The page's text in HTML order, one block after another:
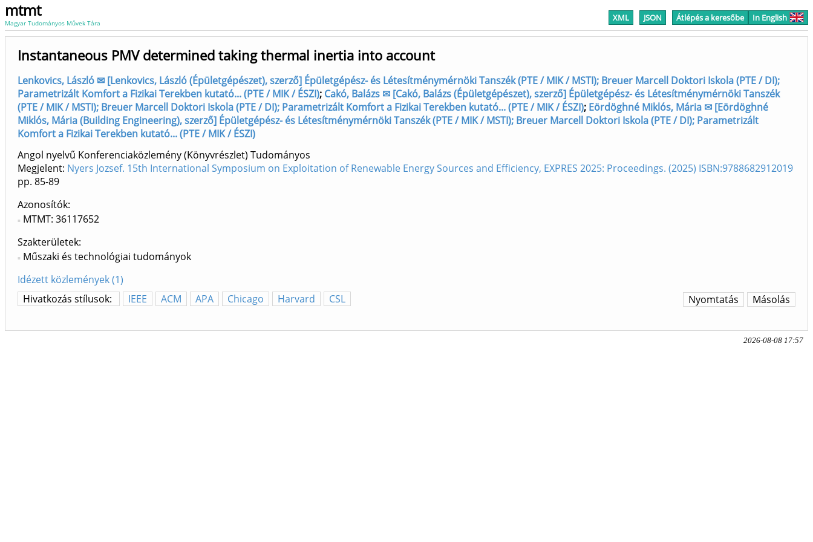
mtmt
Magyar Tudományos Művek Tára XML JSON Átlépés a keresőbe In English
Instantaneous PMV determined taking thermal inertia into account
Lenkovics, László ✉ [Lenkovics, László (Épületgépészet), szerző] Épületgépész- és Létesítménymérnöki Tanszék (PTE / MIK / MSTI); Breuer Marcell Doktori Iskola (PTE / DI);
Parametrizált Komfort a Fizikai Terekben kutató... (PTE / MIK / ÉSZI); Cakó, Balázs ✉ [Cakó, Balázs (Épületgépészet), szerző] Épületgépész- és Létesítménymérnöki Tanszék
(PTE / MIK / MSTI); Breuer Marcell Doktori Iskola (PTE / DI); Parametrizált Komfort a Fizikai Terekben kutató... (PTE / MIK / ÉSZI); Eördöghné Miklós, Mária ✉ [Eördöghné
Miklós, Mária (Building Engineering), szerző] Épületgépész- és Létesítménymérnöki Tanszék (PTE / MIK / MSTI); Breuer Marcell Doktori Iskola (PTE / DI); Parametrizált
Komfort a Fizikai Terekben kutató... (PTE / MIK / ÉSZI)
Angol nyelvű Konferenciaközlemény (Könyvrészlet) Tudományos
Megjelent: Nyers Jozsef. 15th International Symposium on Exploitation of Renewable Energy Sources and Efficiency, EXPRES 2025: Proceedings. (2025) ISBN:9788682912019
pp. 85-89
Azonosítók
MTMT: 36117652
Szakterületek:
Műszaki és technológiai tudományok
Idézett közlemények (1)
Hivatkozás stílusok:
IEEE ACM APA Chicago Harvard CSL Másolás
Nyomtatás
2026-08-08 17:57